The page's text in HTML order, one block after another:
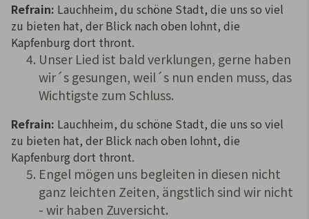
Refrain: Lauchheim, du schöne Stadt, die uns so viel
zu bieten hat, der Blick nach oben lohnt, die
Kapfenburg dort thront.
Unser Lied ist bald verklungen, gerne haben
wir´s gesungen, weil´s nun enden muss, das
Wichtigste zum Schluss.
Refrain: Lauchheim, du schöne Stadt, die uns so viel
zu bieten hat, der Blick nach oben lohnt, die
Kapfenburg dort thront.
Engel mögen uns begleiten in diesen nicht
ganz leichten Zeiten, ängstlich sind wir nicht
- wir haben Zuversicht.